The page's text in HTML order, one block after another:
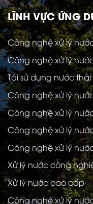
LĨNH VỰC ỨNG
Công nghệ xử lý
Công nghệ xử lý
Tái sử dụng nước
Công nghệ xử lý
Công nghệ xử lý
Công nghệ xử lý
Công nghệ xử lý
Xử lý nước công
Xử lý nước cao cấp –
Công nghệ xử lý